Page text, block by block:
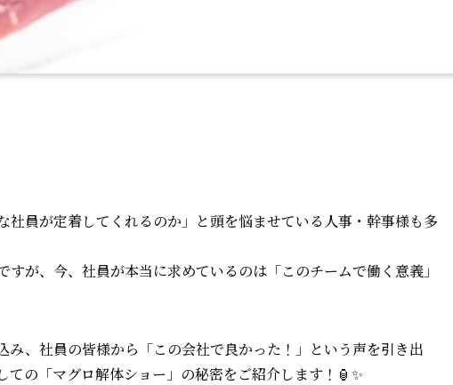
社員が定着してくれるのか」と頭を悩ませている人事・幹事様も多
が、今、社員が本当に求めているのは「このチームで働く意義」
み、社員の皆様から「この会社で良かった！」という声を引き出
の「マグロ解体ショー」の秘密をご紹介します！🏮✨